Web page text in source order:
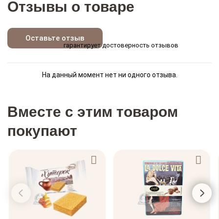
Отзывы о товаре
Оставьте отзыв
гарантирует достоверность отзывов
На данный момент нет ни одного отзыва.
Вместе с этим товаром
покупают